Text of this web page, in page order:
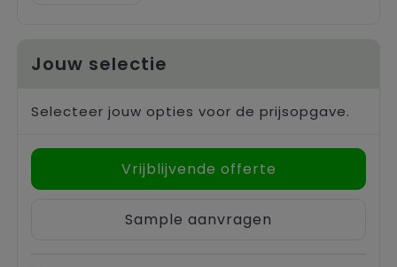
Jouw selectie
Selecteer jouw opties voor de prijsopgave.
Vrijblijvende offerte
Sample aanvragen